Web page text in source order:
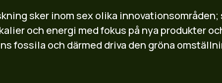
sker inom sex olika innovationsområden;
och energi med fokus på nya produkter
fossila och därmed driva den gröna